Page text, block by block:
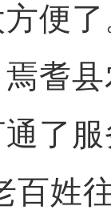
便了
县
了
百姓